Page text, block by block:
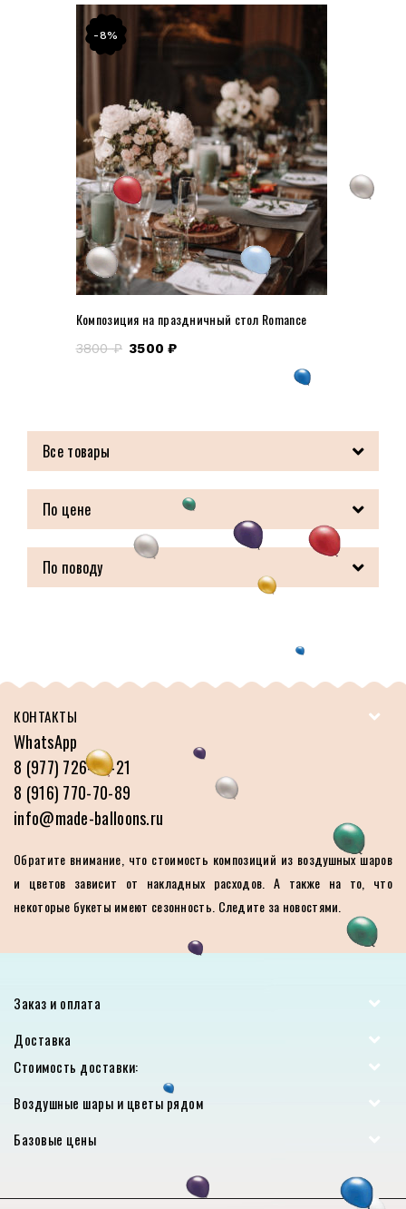
-8%
Композиция на праздничный стол Romance
3800₽ 3500₽
Все товары
По цене
По поводу
КОНТАКТЫ
WhatsApp
8 (977) 726-22-21
8 (916) 770-70-89
info@made-balloons.ru
Обратите внимание, что стоимость композиций из воздушных шаров
и цветов зависит от накладных расходов. А также на то, что
некоторые букеты имеют сезонность. Следите за новостями.
Заказ и оплата
Доставка
Стоимость доставки:
Воздушные шары и цветы рядом
Базовые цены